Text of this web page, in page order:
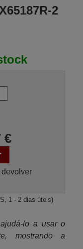
2
€
1 - 2 dias úteis)
lo a usar o
mostrando a